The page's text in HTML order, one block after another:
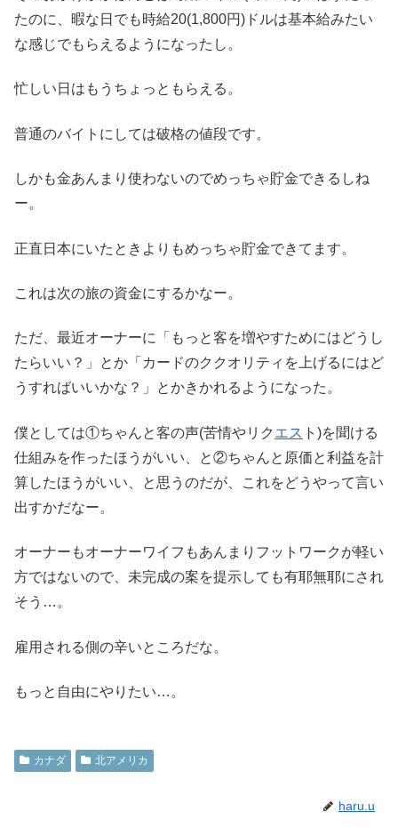
たのに、暇な日でも時給20(1,800円)ドルは基本給みたい
な感じでもらえるようになったし。
忙しい日はもうちょっともらえる。
普通のバイトにしては破格の値段です。
しかも金あんまり使わないのでめっちゃ貯金できるしね
ー。
正直日本にいたときよりもめっちゃ貯金できてます。
これは次の旅の資金にするかなー。
ただ、最近オーナーに「もっと客を増やすためにはどうし
たらいい？」とか「カードのククオリティを上げるにはど
うすればいいかな？」とかきかれるようになった。
僕としては①ちゃんと客の声(苦情やリク エス ト)を聞ける
仕組みを作ったほうがいい、と②ちゃんと原価と利益を計
算したほうがいい、と思うのだが、これをどうやって言い
出すかだなー。
オーナーもオーナーワイフもあんまりフットワークが軽い
方ではないので、未完成の案を提示しても有耶無耶にされ
そう…。
雇用される側の辛いところだな。
もっと自由にやりたい…。
カナダ 北アメリカ
haru.u